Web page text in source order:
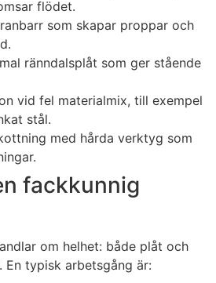
flödet.
som skapar proppar och
ränndalsplåt som ger stående
vid fel materialmix, till exempel
stål.
med hårda verktyg som
fackkunnig
om helhet: både plåt och
typisk arbetsgång är: